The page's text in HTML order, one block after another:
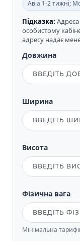
Авіа 1-2 тижні;
Підказка:
особистому
адресу надає
Довжина
Ширина
Висота
Фізична вага
Мінімальна